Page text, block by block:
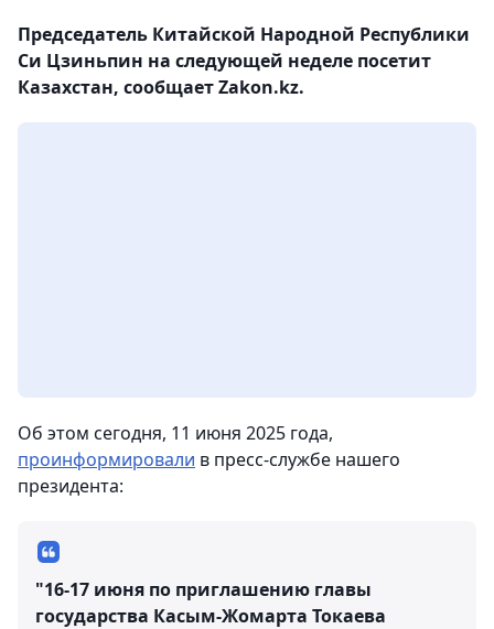
Председатель Китайской Народной Республики
Си Цзиньпин на следующей неделе посетит
Казахстан, сообщает Zakon.kz.
Об этом сегодня, 11 июня 2025 года,
проинформировали в пресс-службе нашего
президента:
"16-17 июня по приглашению главы
государства Касым-Жомарта Токаева